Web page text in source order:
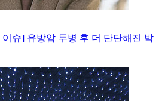
슈] 유방암 투병 후 더 단단해진 박